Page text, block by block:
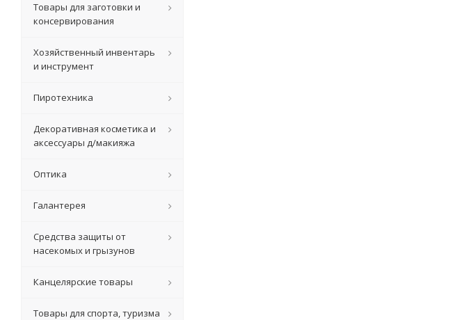
Товары для заготовки и
консервирования
Хозяйственный инвентарь
и инструмент
Пиротехника
Декоративная косметика и
аксессуары д/макияжа
Оптика
Галантерея
Средства защиты от
насекомых и грызунов
Канцелярские товары
Товары для спорта, туризма